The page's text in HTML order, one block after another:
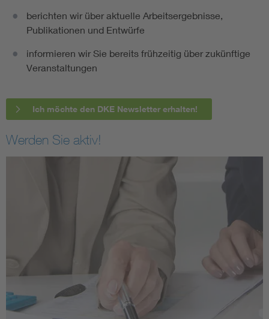
berichten wir über aktuelle Arbeitsergebnisse,
Publikationen und Entwürfe
informieren wir Sie bereits frühzeitig über zukünftige
Veranstaltungen
Ich möchte den DKE Newsletter erhalten!
Werden Sie aktiv!